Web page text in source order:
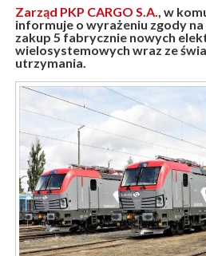
Zarząd PKP CARGO S.A., w
informuje o wyrażeniu zgody
zakup 5 fabrycznie nowych
wielosystemowych wraz ze
utrzymania.